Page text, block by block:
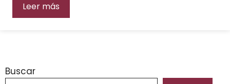
Leer más
Buscar